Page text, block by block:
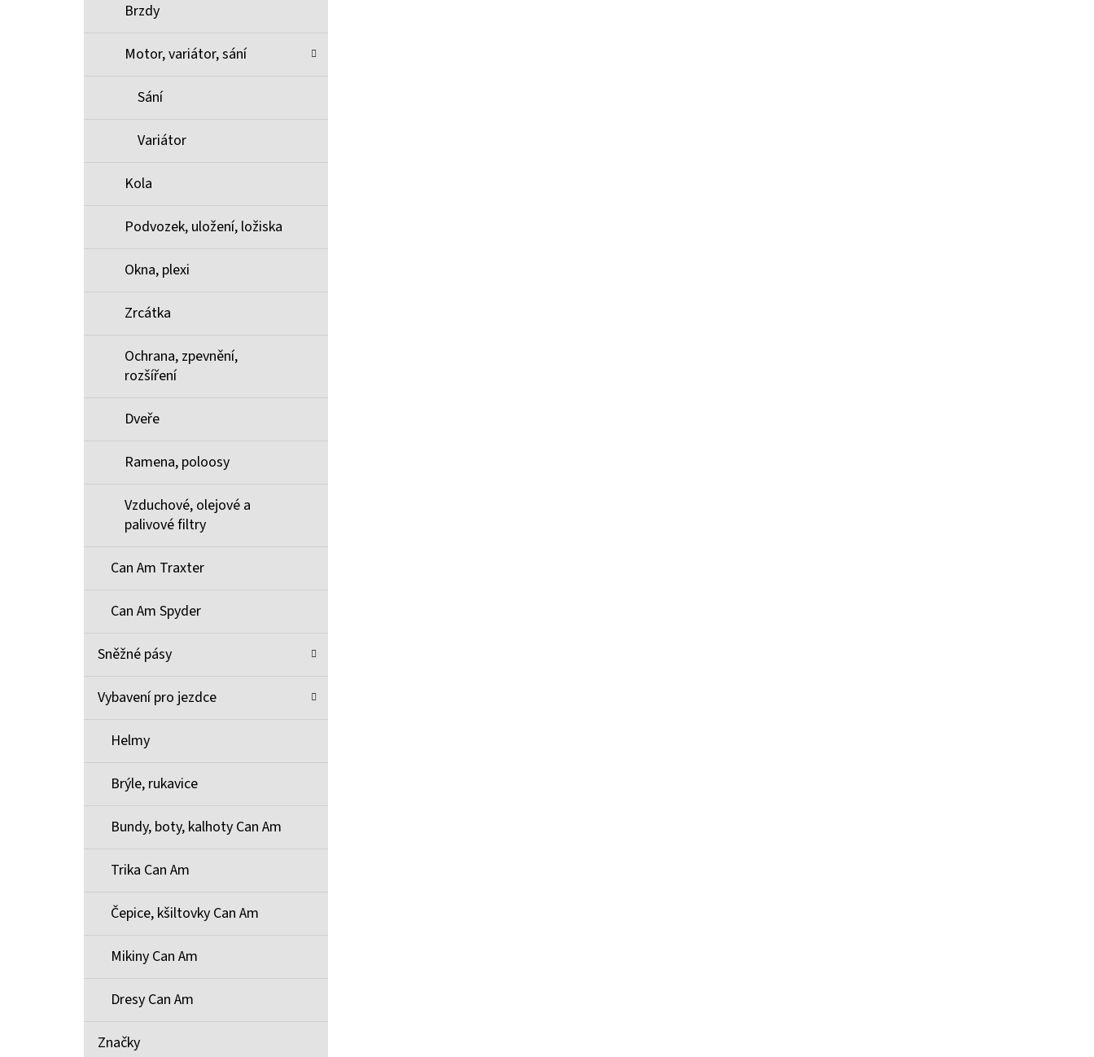
Brzdy
Motor, variátor, sání
Sání
Variátor
Kola
Podvozek, uložení, ložiska
Okna, plexi
Zrcátka
Ochrana, zpevnění,
rozšíření
Dveře
Ramena, poloosy
Vzduchové, olejové a
palivové filtry
Can Am Traxter
Can Am Spyder
Sněžné pásy
Vybavení pro jezdce
Helmy
Brýle, rukavice
Bundy, boty, kalhoty Can Am
Trika Can Am
Čepice, kšiltovky Can Am
Mikiny Can Am
Dresy Can Am
Značky